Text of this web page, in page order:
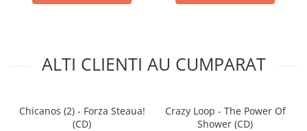
ALTI CLIENTI AU CUMPARAT
Chicanos (2) - Forza Steaua!
(CD)
Crazy Loop - The Power Of
Shower (CD)